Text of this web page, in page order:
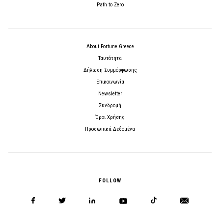
Path to Zero
About Fortune Greece
Ταυτότητα
Δήλωση Συμμόρφωσης
Επικοινωνία
Newsletter
Συνδρομή
Όροι Χρήσης
Προσωπικά Δεδομένα
FOLLOW